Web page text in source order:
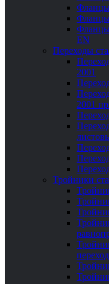
Фланцы
Фланцы
EN
Переходы
2001
2001
Тройники